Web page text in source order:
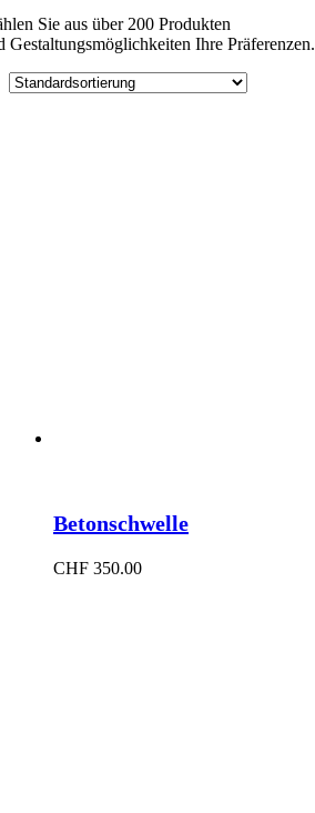
Sie aus über 200 Produkten
Gestaltungsmöglichkeiten Ihre Präferenzen.
Betonschwelle
CHF 350.00